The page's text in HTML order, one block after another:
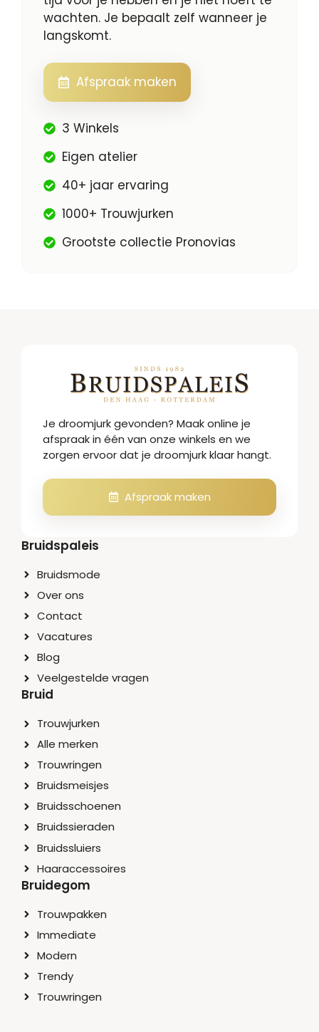
wachten. Je bepaalt zelf wanneer je
langskomt.
Afspraak maken
3 Winkels
Eigen atelier
40+ jaar ervaring
1000+ Trouwjurken
Grootste collectie Pronovias
Je droomjurk gevonden? Maak online je
afspraak in één van onze winkels en we
zorgen ervoor dat je droomjurk klaar hangt.
Afspraak maken
Bruidspaleis
Bruidsmode
Over ons
Contact
Vacatures
Blog
Veelgestelde vragen
Bruid
Trouwjurken
Alle merken
Trouwringen
Bruidsmeisjes
Bruidsschoenen
Bruidssieraden
Bruidssluiers
Haaraccessoires
Bruidegom
Trouwpakken
Immediate
Modern
Trendy
Trouwringen